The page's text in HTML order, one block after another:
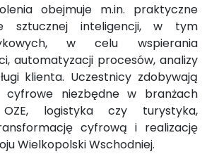
obejmuje m.in. praktyczne
sztucznej inteligencji, w tym
w celu wspierania
automatyzacji procesów, analizy
klienta. Uczestnicy zdobywają
cyfrowe niezbędne w branżach
logistyka czy turystyka,
cyfrową i realizację
Wielkopolski Wschodniej.